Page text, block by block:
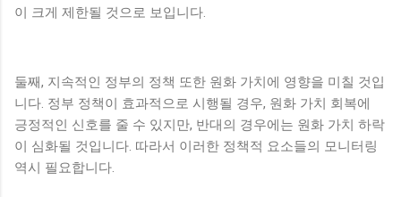
이 크게 제한될 것으로 보입니다.
둘째, 지속적인 정부의 정책 또한 원화 가치에 영향을 미칠 것입
니다. 정부 정책이 효과적으로 시행될 경우, 원화 가치 회복에
긍정적인 신호를 줄 수 있지만, 반대의 경우에는 원화 가치 하락
이 심화될 것입니다. 따라서 이러한 정책적 요소들의 모니터링
역시 필요합니다.